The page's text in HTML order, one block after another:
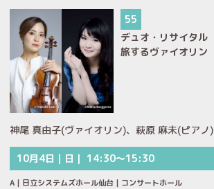
55
デュオ・リサイタル
旅するヴァイオリン
神尾 真由子(ヴァイオリン)、萩原 麻未(ピアノ)
10月4日｜日｜ 14:30～15:30
A｜日立システムズホール仙台｜コンサートホール